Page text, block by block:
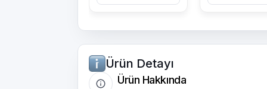
Ürün Detayı
Ürün Hakkında